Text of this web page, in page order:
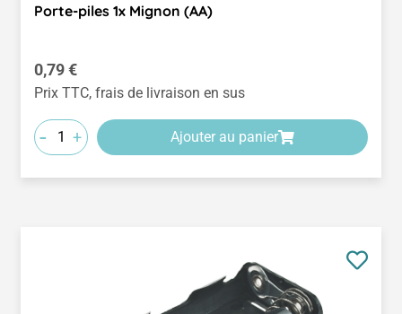
Porte-piles 1x Mignon (AA)
Prix régulier :
0,79 €
Prix TTC, frais de livraison en sus
- + Ajouter au panier